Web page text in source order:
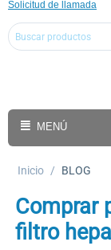
Solicitud de llamada
MENÚ
Inicio / BLOG
Comprar
filtro hepa